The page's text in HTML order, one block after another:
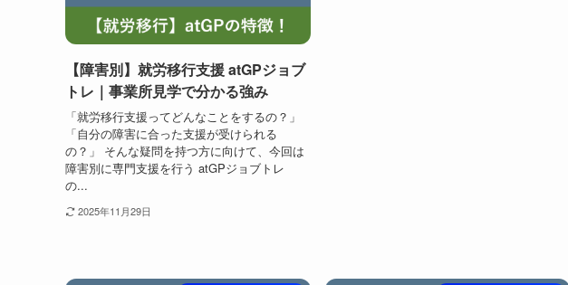
【障害別】就労移行支援 atGPジョブ
トレ｜事業所見学で分かる強み
「就労移行支援ってどんなことをするの？」
「自分の障害に合った支援が受けられる
の？」 そんな疑問を持つ方に向けて、今回は
障害別に専門支援を行う atGPジョブトレ
の...
2025年11月29日